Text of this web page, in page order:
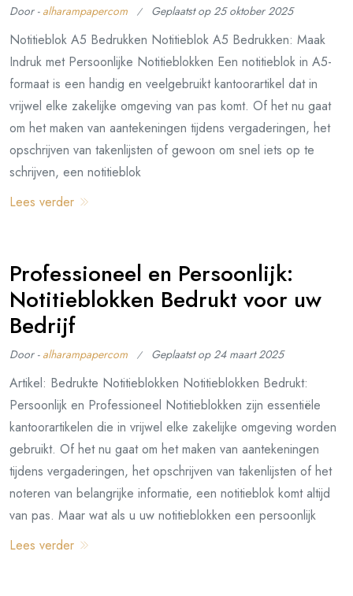
Door - alharampapercom Geplaatst op25 oktober 2025
Notitieblok A5 Bedrukken Notitieblok A5 Bedrukken: Maak
Indruk met Persoonlijke Notitieblokken Een notitieblok in A5-
formaat is een handig en veelgebruikt kantoorartikel dat in
vrijwel elke zakelijke omgeving van pas komt. Of het nu gaat
om het maken van aantekeningen tijdens vergaderingen, het
opschrijven van takenlijsten of gewoon om snel iets op te
schrijven, een notitieblok
Lees verder
Professioneel en Persoonlijk:
Notitieblokken Bedrukt voor uw
Bedrijf
Door - alharampapercom Geplaatst op24 maart 2025
Artikel: Bedrukte Notitieblokken Notitieblokken Bedrukt:
Persoonlijk en Professioneel Notitieblokken zijn essentiële
kantoorartikelen die in vrijwel elke zakelijke omgeving worden
gebruikt. Of het nu gaat om het maken van aantekeningen
tijdens vergaderingen, het opschrijven van takenlijsten of het
noteren van belangrijke informatie, een notitieblok komt altijd
van pas. Maar wat als u uw notitieblokken een persoonlijk
Lees verder